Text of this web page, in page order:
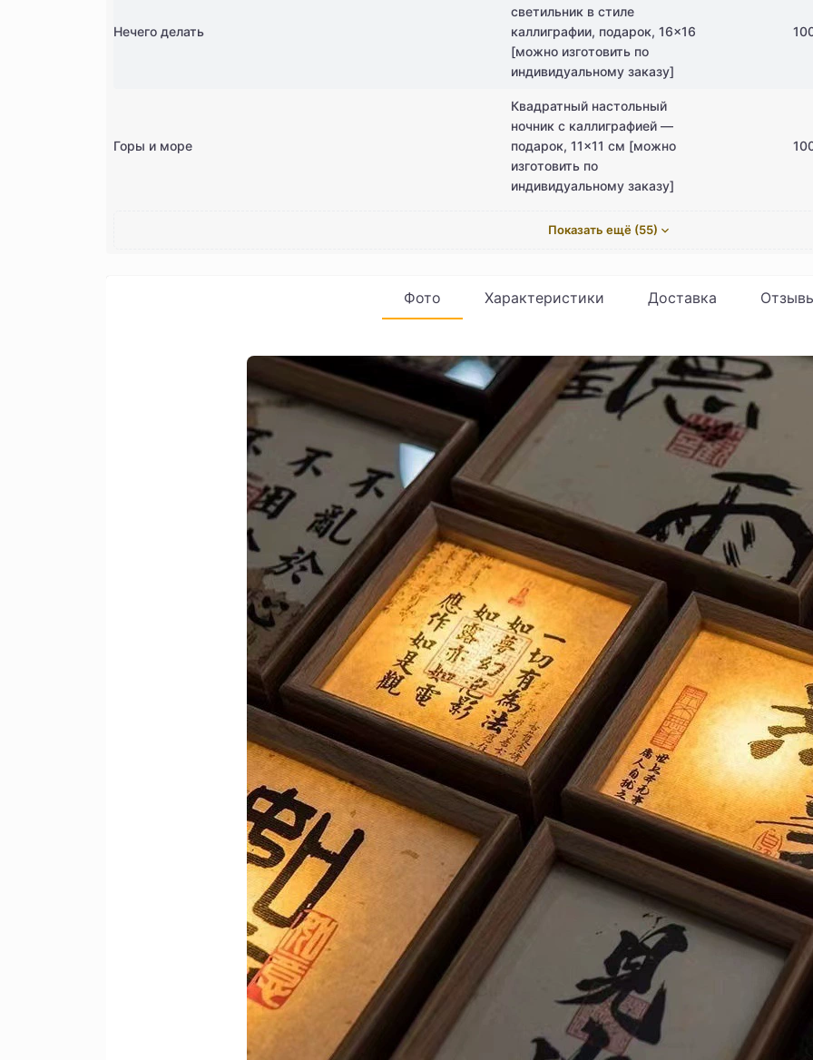
Нечего делать
светильник в стиле
каллиграфии, подарок, 16×16
[можно изготовить по
индивидуальному заказу]
Горы и море
Квадратный настольный
ночник с каллиграфией —
подарок, 11×11 см [можно
изготовить по
индивидуальному заказу]
Показать ещё (55)
Фото Характеристики Доставка